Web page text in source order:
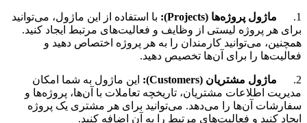
1. ماژول پروژه‌ها (Projects):
با استفاده از این ماژول، می‌توانید
برای هر پروژه لیستی از وظایف و فعالیت‌های مرتبط ایجاد کنید.
همچنین، می‌توانید کارمندان را به هر پروژه اختصاص دهید و
فعالیت‌ها را برای آن‌ها تخصیص دهید.
2. ماژول مشتریان (Customers):
این ماژول به شما امکان
مدیریت اطلاعات مشتریان، تاریخچه تعاملات با آن‌ها، پروژه‌ها و
سفارشات آن‌ها را می‌دهد. می‌توانید برای هر مشتری یک پروژه
ایجاد کنید و فعالیت‌های مرتبط را به آن اضافه کنید.